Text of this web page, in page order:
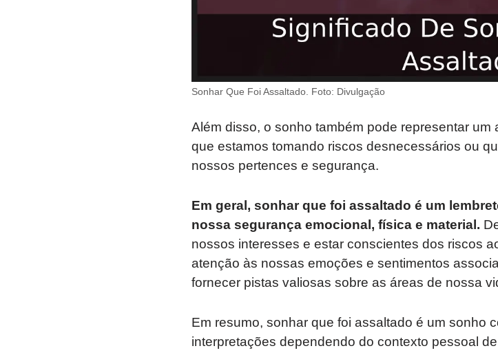
Sonhar Que Foi Assaltado. Foto: Divulgação
Além disso, o sonho também pode representar
que estamos tomando riscos desnecessários ou
nossos pertences e segurança.
Em geral, sonhar que foi assaltado é um
nossa segurança emocional, física e material.
nossos interesses e estar conscientes dos riscos
atenção às nossas emoções e sentimentos
fornecer pistas valiosas sobre as áreas de nossa
Em resumo, sonhar que foi assaltado é um sonho
interpretações dependendo do contexto pessoal